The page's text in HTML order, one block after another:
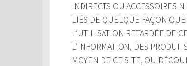
INDIRECTS OU ACCESSOIRES
LIÉS DE QUELQUE FAÇON
L’UTILISATION RETARDÉE DE
L’INFORMATION, DES
MOYEN DE CE SITE, OU